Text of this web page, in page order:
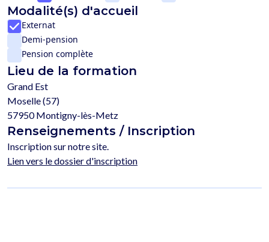
Modalité(s) d'accueil
Externat
Demi-pension
Pension complète
Lieu de la formation
Grand Est
Moselle (57)
57950 Montigny-lès-Metz
Renseignements / Inscription
Inscription sur notre site.
Lien vers le dossier d'inscription